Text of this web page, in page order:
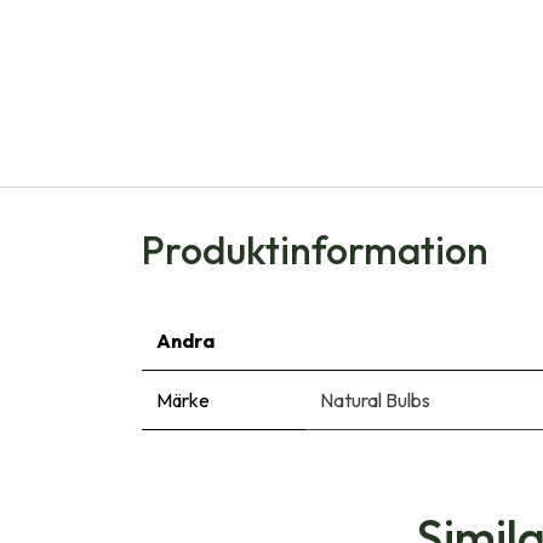
Produktinformation
Andra
Märke Natural Bulbs